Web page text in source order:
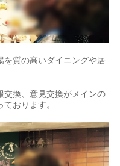
を質の高いダイニングや居
交換、意見交換がメインの
おります。